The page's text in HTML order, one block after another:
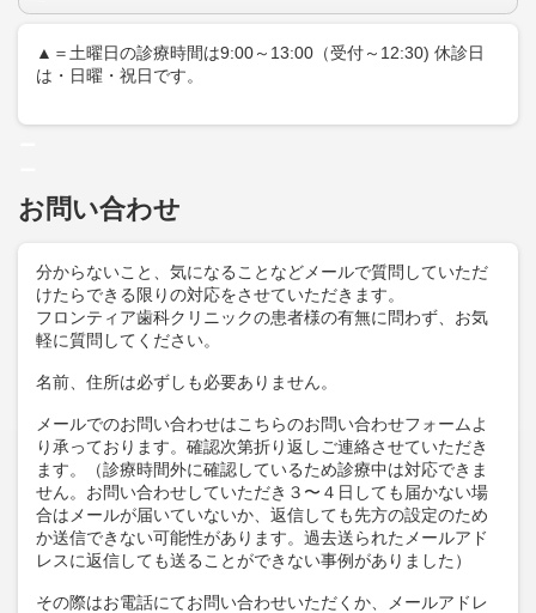
▲＝土曜日の診療時間は9:00～13:00（受付～12:30) 休診日
は・日曜・祝日です。
お問い合わせ
分からないこと、気になることなどメールで質問していただ
けたらできる限りの対応をさせていただきます。
フロンティア歯科クリニックの患者様の有無に問わず、お気
軽に質問してください。
名前、住所は必ずしも必要ありません。
メールでのお問い合わせはこちらのお問い合わせフォームよ
り承っております。確認次第折り返しご連絡させていただき
ます。（診療時間外に確認しているため診療中は対応できま
せん。お問い合わせしていただき３〜４日しても届かない場
合はメールが届いていないか、返信しても先方の設定のため
か送信できない可能性があります。過去送られたメールアド
レスに返信しても送ることができない事例がありました）
その際はお電話にてお問い合わせいただくか、メールアドレ